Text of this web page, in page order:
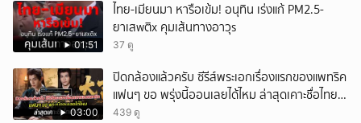
01:51
ไทย-เมียนมา หารือเข้ม! อนุทิน เร่งแก้ PM2.5-
ยาเสwติx คุมเส้นทางอาวุs
37 ดู
03:00
ปิดกล้องแล้วครับ ซีรีส์พระเอกเรื่องแรกของแพทริค
แฟนๆ ขอ พรุ่งนี้ออนเลยได้ไหม ล่าสุดเคาะชื่อไทย
แล้ว
439 ดู